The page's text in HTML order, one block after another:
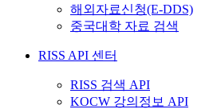
해외자료신청(E-DDS)
중국대학 자료 검색
RISS API 센터
RISS 검색 API
KOCW 강의정보 API